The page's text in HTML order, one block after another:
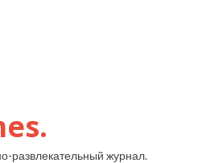
развлекательный журнал.